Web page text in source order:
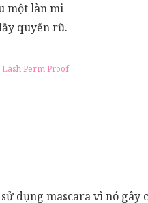
một làn mi
quyến rũ.
Lash Perm Proof
dụng mascara vì nó gây